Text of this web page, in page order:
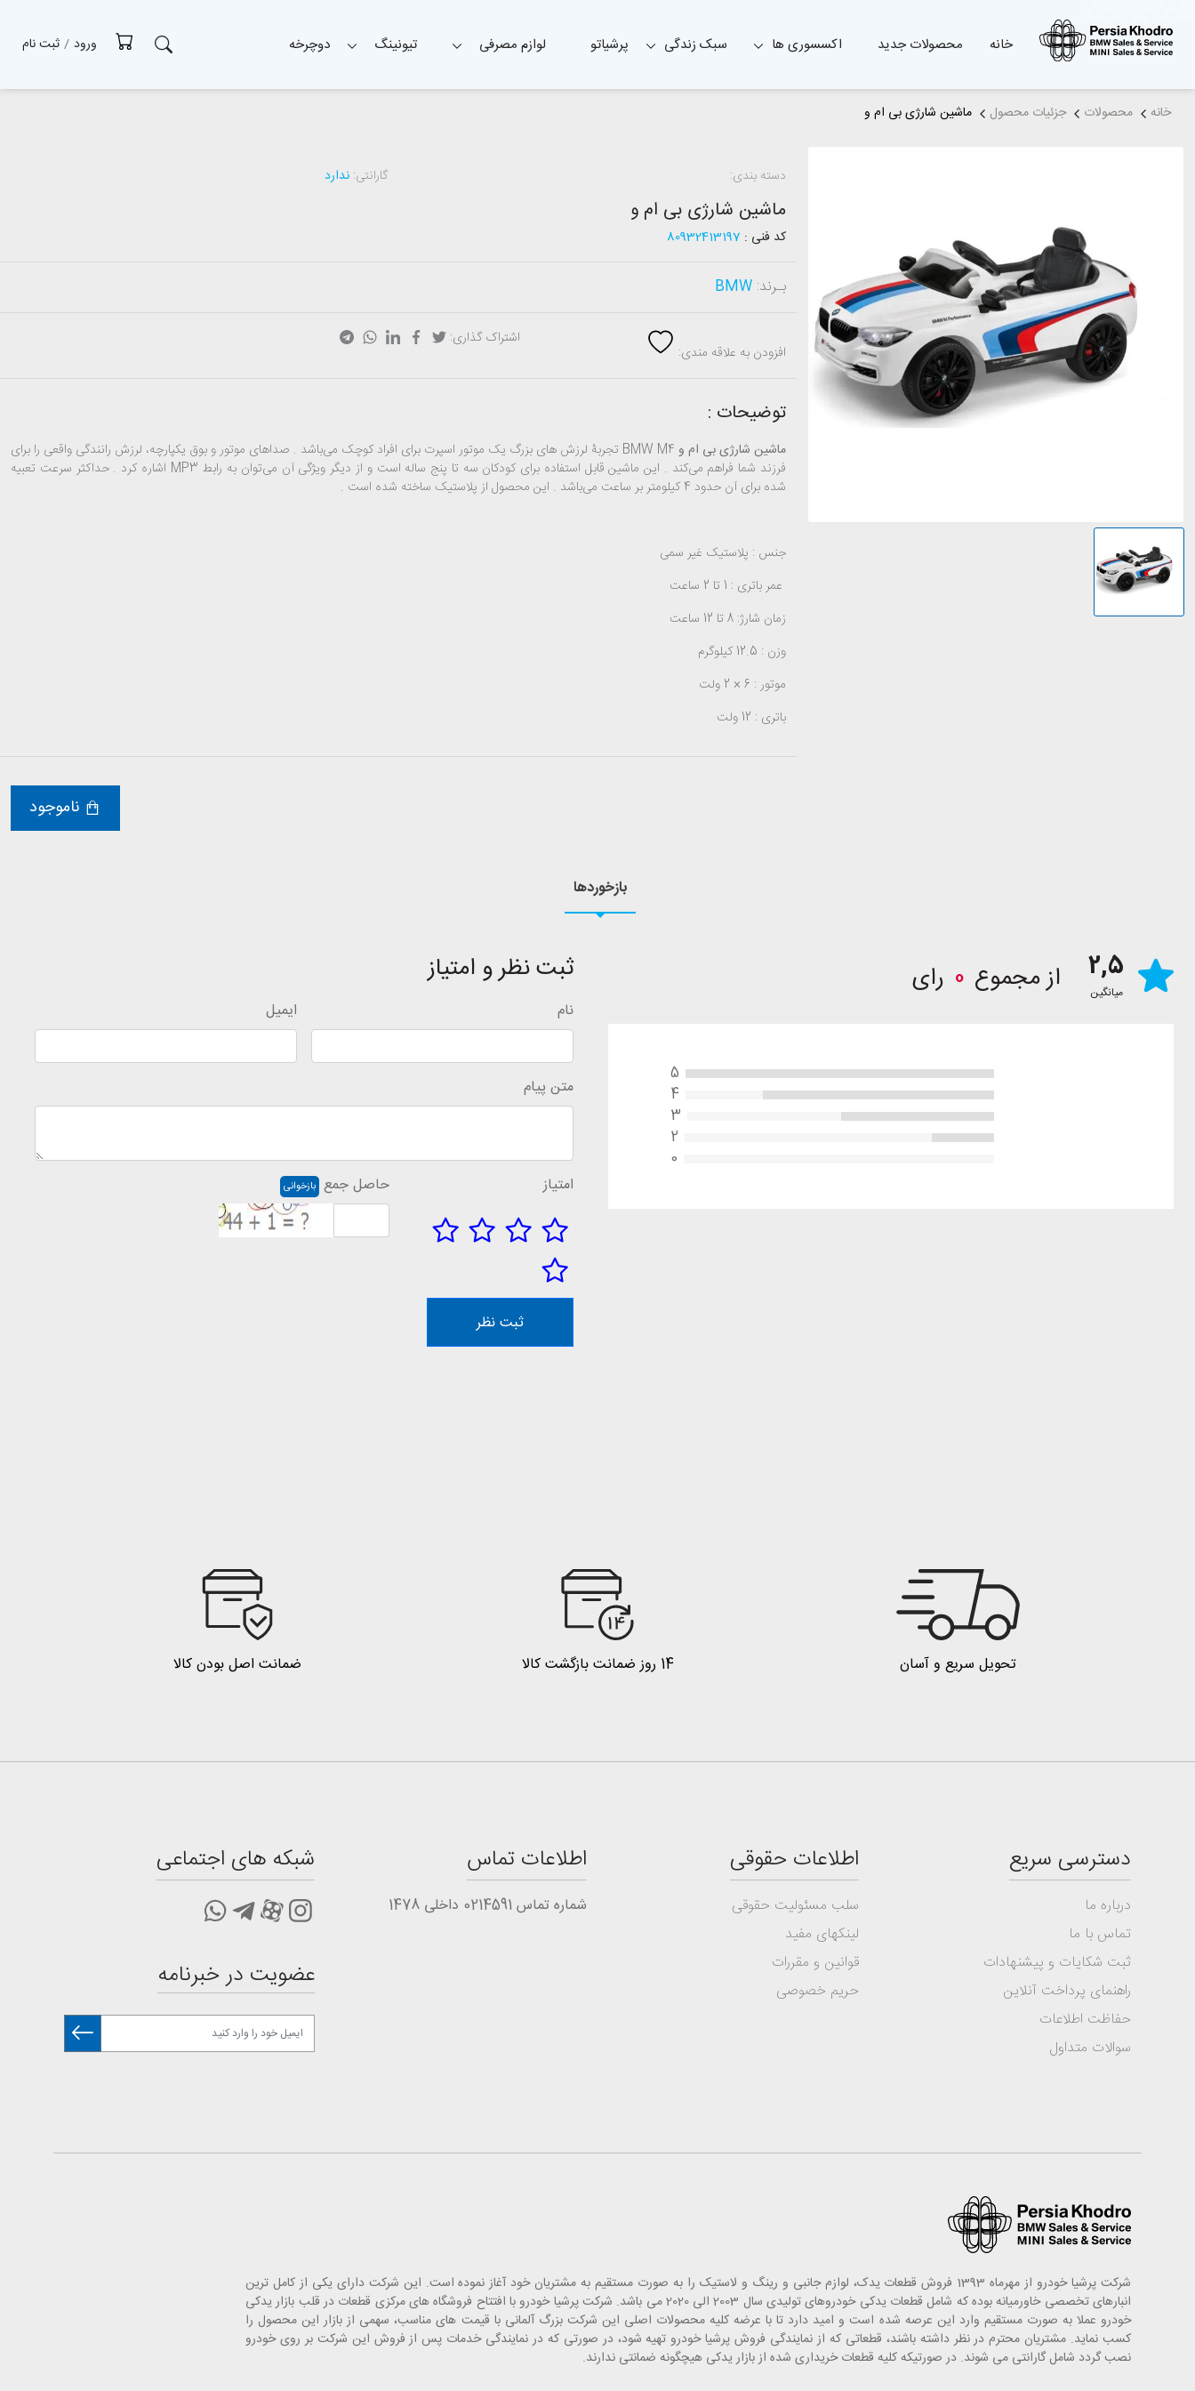
خانه محصولات جدید اکسسوری ها سبک زندگی پرشیاتو لوازم مصرفی تیونینگ دوچرخه ورود / ثبت نام
خانه محصولات جزئیات محصول ماشین شارژی بی ام و
دسته بندی: گارانتی: ندارد
ماشین شارژی بی ام و
کد فنی : 80932413197
بـرند: BMW
افزودن به علاقه مندی:
اشتراک گذاری:
توضیحات :
ماشین شارژی بی ام و BMW M4 تجربۀ لرزش­ های بزرگ یک موتور اسپرت برای افراد کوچک می‌باشد . صداهای موتور و بوق یکپارچه، لرزش رانندگی واقعی را برای
فرزند شما فراهم می‌کند . این ماشین قابل استفاده برای کودکان سه تا پنج ساله است و از دیگر ویژگی آن می‌توان به رابط MP3 اشاره کرد . حداکثر سرعت تعبیه
شده برای آن حدود 4 کیلومتر بر ساعت می‌باشد . این محصول از پلاستیک ساخته شده است .
جنس : پلاستیک غیر سمی
عمر باتری : 1 تا 2 ساعت
زمان شارژ: 8 تا 12 ساعت
وزن : 12.5 کیلوگرم
موتور : 6 × 2 ولت
باتری : 12 ولت
ناموجود
بازخوردها
2,5
میانگین از مجموع 0 رای
5
4
3
2
0
ثبت نظر و امتیاز
نام ایمیل
متن پیام
امتیاز حاصل جمع بازخوانی
ثبت نظر
تحویل سریع و آسان 14 روز ضمانت بازگشت کالا ضمانت اصل بودن کالا
دسترسی سریع
درباره ما
تماس با ما
ثبت شکایات و پیشنهادات
راهنمای پرداخت آنلاین
حفاظت اطلاعات
سوالات متداول
اطلاعات حقوقی
سلب مسئولیت حقوقی
لینکهای مفید
قوانین و مقررات
حریم خصوصی
اطلاعات تماس
شماره تماس 0214591 داخلی 1478
شبکه های اجتماعی
عضویت در خبرنامه
شرکت پرشیا خودرو از مهرماه 1393 فروش قطعات یدک، لوازم جانبی و رینگ و لاستیک را به صورت مستقیم به مشتریان خود آغاز نموده است. این شرکت دارای یکی از کامل ترین
انبارهای تخصصی خاورمیانه بوده که شامل قطعات یدکی خودروهای تولیدی سال 2003 الی 2020 می باشد. شرکت پرشیا خودرو با افتتاح فروشگاه های مرکزی قطعات در قلب بازار یدکی
خودرو عملا به صورت مستقیم وارد این عرصه شده است و امید دارد تا با عرضه کلیه محصولات اصلی این شرکت بزرگ آلمانی با قیمت های مناسب، سهمی از بازار این محصول را
کسب نماید. مشتریان محترم در نظر داشته باشند، قطعاتی که از نمایندگی فروش پرشیا خودرو تهیه شود، در صورتی که در نمایندگی خدمات پس از فروش این شرکت بر روی خودرو
نصب گردد شامل گارانتی می شوند. در صورتیکه کلیه قطعات خریداری شده از بازار یدکی هیچگونه ضمانتی ندارند.